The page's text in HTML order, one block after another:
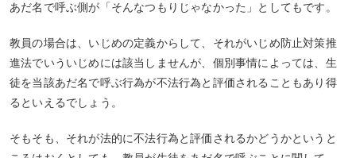
あだ名で呼ぶ側が「そんなつもりじゃなかった」としてもです。
教員の場合は、いじめの定義からして、それがいじめ防止対策推
進法でいういじめには該当しませんが、個別事情によっては、生
徒を当該あだ名で呼ぶ行為が不法行為と評価されることもあり得
るといえるでしょう。
そもそも、それが法的に不法行為と評価されるかどうかというと